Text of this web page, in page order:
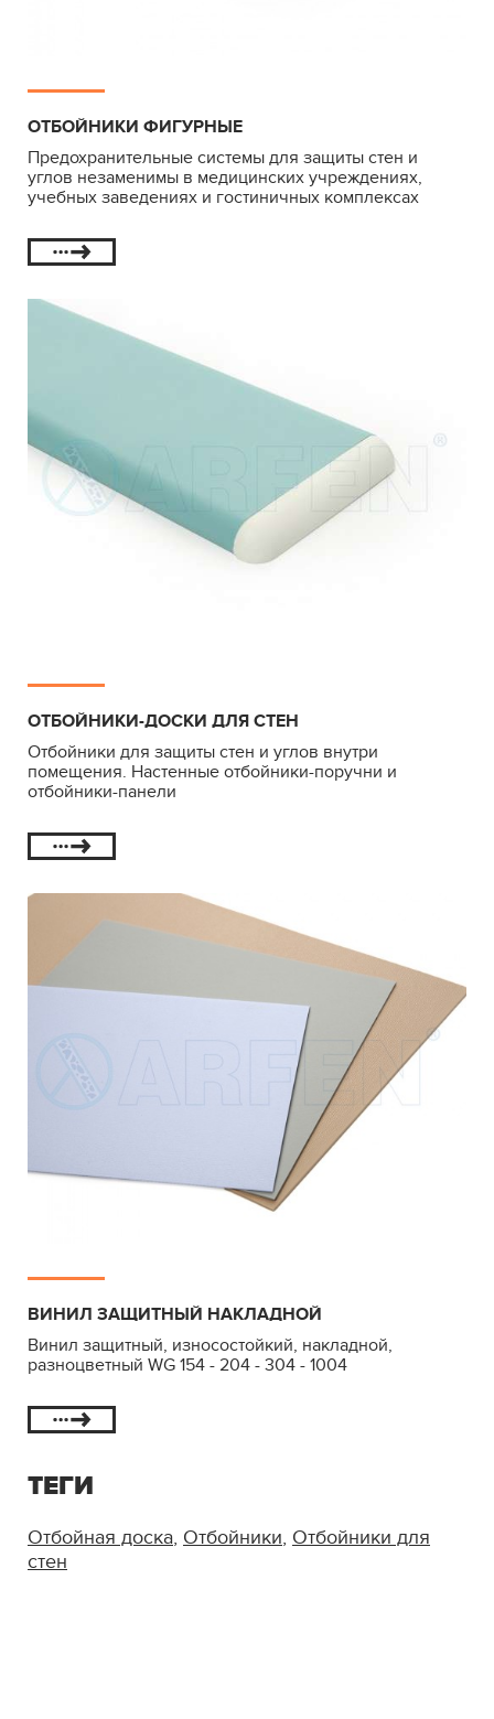
ОТБОЙНИКИ ФИГУРНЫЕ
Предохранительные системы для защиты стен и
углов незаменимы в медицинских учреждениях,
учебных заведениях и гостиничных комплексах
ОТБОЙНИКИ-ДОСКИ ДЛЯ СТЕН
Отбойники для защиты стен и углов внутри
помещения. Настенные отбойники-поручни и
отбойники-панели
ВИНИЛ ЗАЩИТНЫЙ НАКЛАДНОЙ
Винил защитный, износостойкий, накладной,
разноцветный WG 154 - 204 - 304 - 1004
ТЕГИ
Отбойная доска, Отбойники, Отбойники для
стен